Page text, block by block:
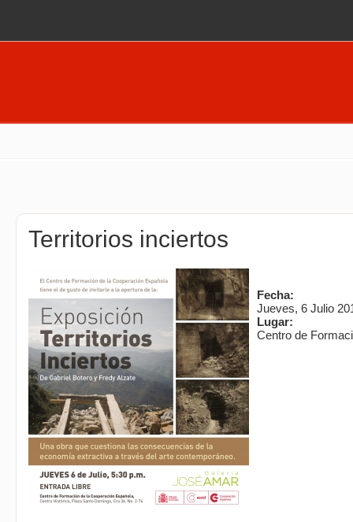
Territorios inciertos
Fecha:
Jueves, 6 Julio
Lugar:
Centro de